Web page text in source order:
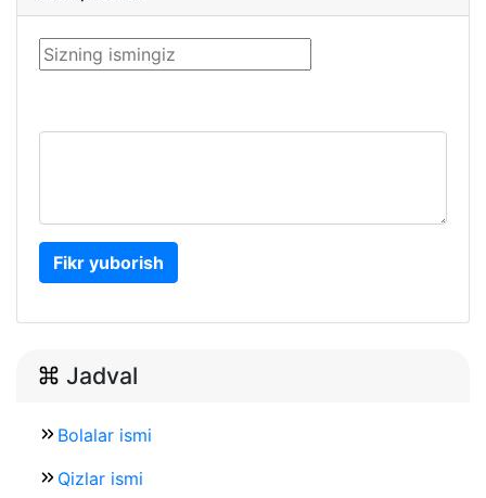
Fikr yuborish
Jadval
Bolalar ismi
Qizlar ismi